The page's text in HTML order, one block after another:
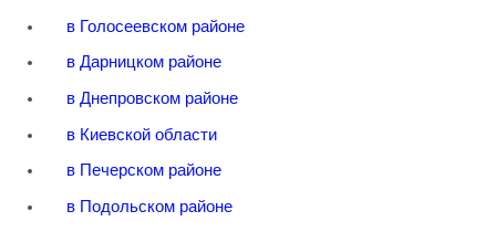
в Голосеевском районе
в Дарницком районе
в Днепровском районе
в Киевской области
в Печерском районе
в Подольском районе